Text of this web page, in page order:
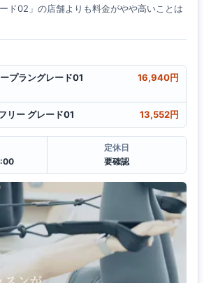
ド02」の店舗よりも料金がやや高いことは
プラングレード01 16,940円
リー グレード01 13,552円
定休日
要確認